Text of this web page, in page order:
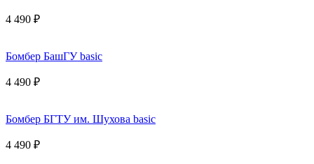
4 490 ₽
Бомбер БашГУ basic
4 490 ₽
Бомбер БГТУ им. Шухова basic
4 490 ₽